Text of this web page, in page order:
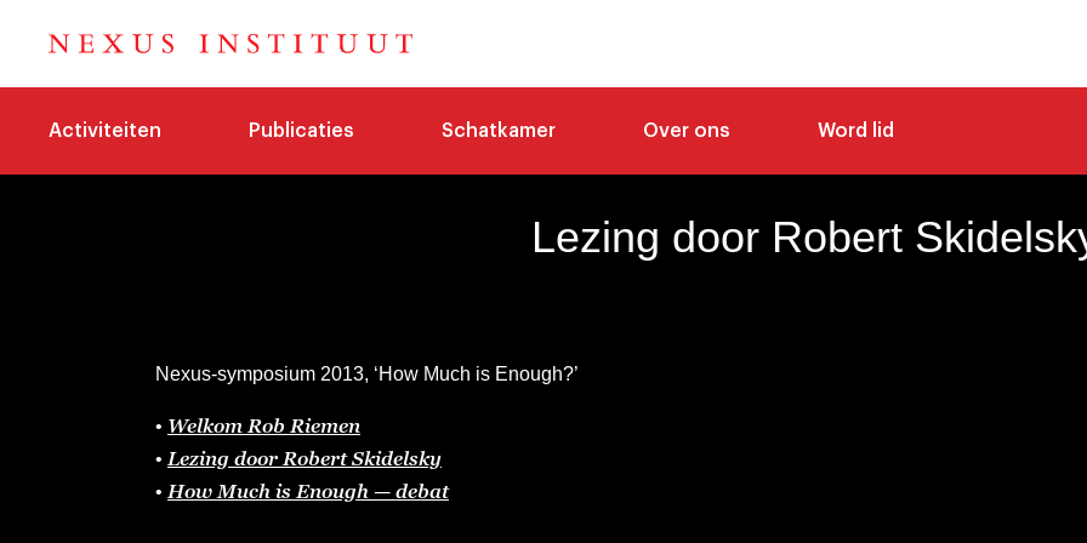
Activiteiten Publicaties Schatkamer Over ons Word lid
Lezing door Robert
Nexus-symposium 2013, ‘How Much is Enough?’
• Welkom Rob Riemen
• Lezing door Robert Skidelsky
• How Much is Enough — debat